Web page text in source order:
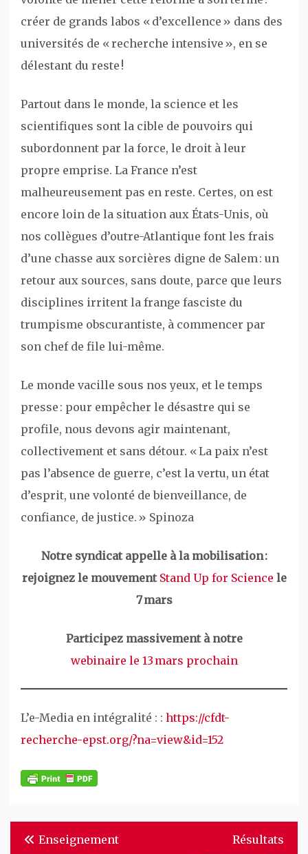
créer de grands labos « d’excellence » dans des
universités de « recherche intensive », en se
délestant du reste !
Partout dans le monde, la science et les
scientifiques sont la cible de pouvoirs qui
subordonnent par la force, le droit à leur
propre emprise. La France n’est
malheureusement pas en reste. Certes, on est
encore loin de la situation aux États-Unis, où
nos collègues d’outre-Atlantique font les frais
d’une chasse aux sorcières digne de Salem : un
retour aux sources, sans doute, parce que leurs
disciplines irritent la frange fasciste du
trumpisme obscurantiste, à commencer par
son chef de file lui-même.
Le monde vacille sous nos yeux, et le temps
presse : pour empêcher le désastre qui se
profile, nous devons agir maintenant,
collectivement et sans détour. « La paix n’est
pas l’absence de guerre, c’est la vertu, un état
d’esprit, une volonté de bienveillance, de
confiance, de justice. » Spinoza
Notre syndicat appelle à la mobilisation :
rejoignez le mouvement Stand Up for Science le
7 mars
Participez massivement à notre
webinaire le 13 mars prochain
L’e-Media en intégralité : : https://cfdt-
recherche-epst.org/?na=view&id=152
Navigation
Enseignement
Résultats